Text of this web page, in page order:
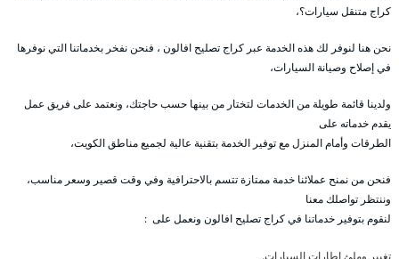
كراج متنقل سيارات؟،
نحن هنا لنوفر لك هذه الخدمة عبر كراج تصليح افالون ، فنحن نفخر بخدماتنا التي نوفرها
في إصلاح وصيانة السيارات،
ولدينا قائمة طويلة من الخدمات لتختار من بينها حسب حاجتك، ونعتمد على فريق عمل
يقدم خدماته على
الطرقات وأمام المنزل مع توفير الخدمة بتقنية عالية لجميع مناطق الكويت،
فنحن من نمنح عملائنا خدمة ممتازة تتسم بالاحترافية وفي وقت قصير وسعر مناسب،
وننتظر تواصلك معنا
لنقوم بتوفير خدماتنا في كراج تصليح افالون ونعمل على :
تغيير وملئ إطارات السيارات.